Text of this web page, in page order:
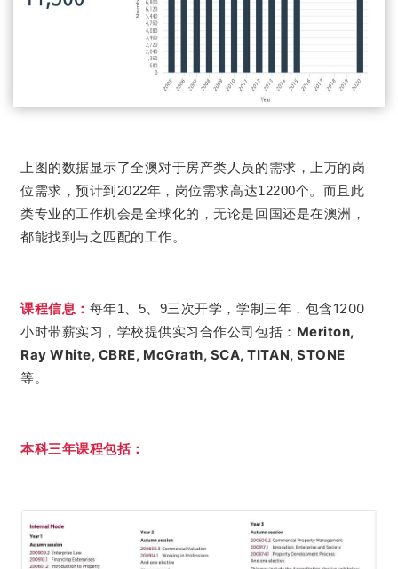
上图的数据显示了全澳对于房产类人员的需求，上万的岗
位需求，预计到2022年，岗位需求高达12200个。而且此
类专业的工作机会是全球化的，无论是回国还是在澳洲，
都能找到与之匹配的工作。
课程信息： 每年1、5、9三次开学，学制三年，包含1200
小时带薪实习，学校提供实习合作公司包括： Meriton,
Ray White, CBRE, McGrath, SCA, TITAN, STONE
等。
本科三年课程包括：